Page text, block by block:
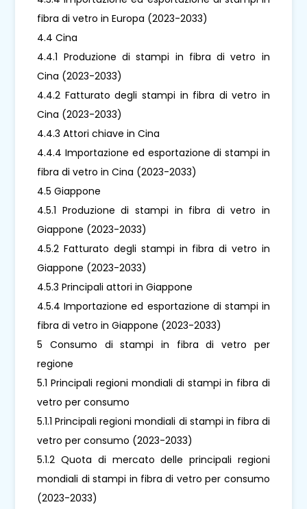
fibra di vetro in Europa (2023-2033)
4.4 Cina
4.4.1 Produzione di stampi in fibra di vetro in
Cina (2023-2033)
4.4.2 Fatturato degli stampi in fibra di vetro in
Cina (2023-2033)
4.4.3 Attori chiave in Cina
4.4.4 Importazione ed esportazione di stampi in
fibra di vetro in Cina (2023-2033)
4.5 Giappone
4.5.1 Produzione di stampi in fibra di vetro in
Giappone (2023-2033)
4.5.2 Fatturato degli stampi in fibra di vetro in
Giappone (2023-2033)
4.5.3 Principali attori in Giappone
4.5.4 Importazione ed esportazione di stampi in
fibra di vetro in Giappone (2023-2033)
5 Consumo di stampi in fibra di vetro per
regione
5.1 Principali regioni mondiali di stampi in fibra di
vetro per consumo
5.1.1 Principali regioni mondiali di stampi in fibra di
vetro per consumo (2023-2033)
5.1.2 Quota di mercato delle principali regioni
mondiali di stampi in fibra di vetro per consumo
(2023-2033)